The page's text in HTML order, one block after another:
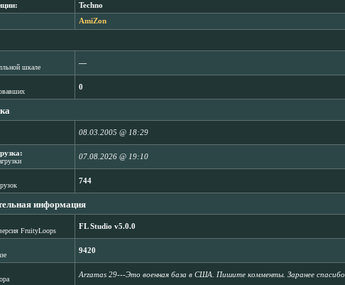
Techno
AmiZon
шкале
―
0
08.03.2005 @ 18:29
07.08.2026 @ 19:10
744
информация
FruityLoops
FL Studio v5.0.0
9420
Arzamas 29---Это военная база в США. Пишите комменты. Заранее спасибо